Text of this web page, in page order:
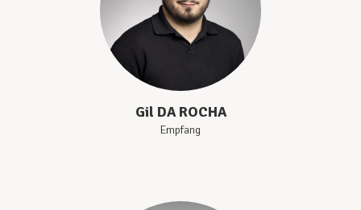
Gil DA ROCHA
Empfang